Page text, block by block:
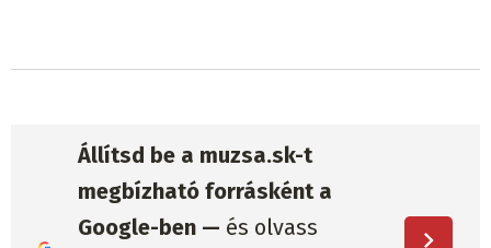
Állítsd be a muzsa.sk-t
megbízható forrásként a
Google-ben — és olvass